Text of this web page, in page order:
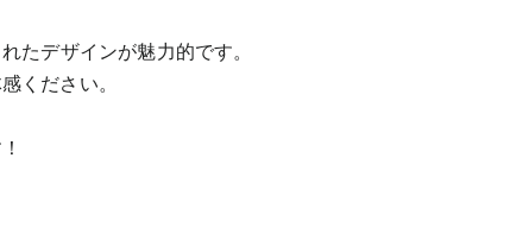
たデザインが魅力的です。
ください。